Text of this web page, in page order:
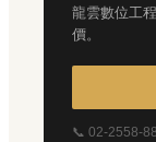
龍雲數位工
價。
📞 02-2558-